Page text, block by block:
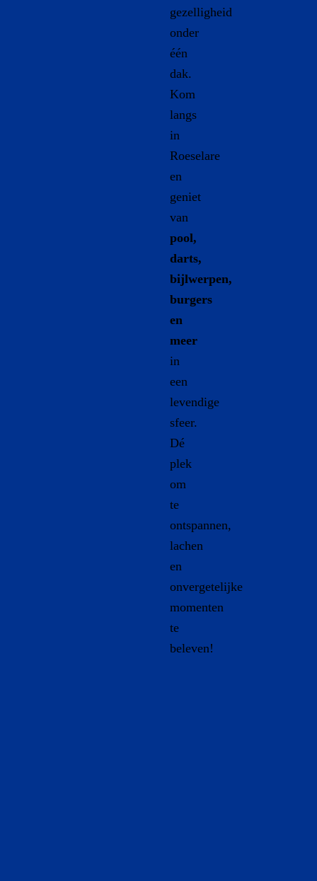
gezelligheid
onder
één
dak.
Kom
langs
in
Roeselare
en
geniet
van
pool,
darts,
bijlwerpen,
burgers
en
meer
in
een
levendige
sfeer.
Dé
plek
om
te
ontspannen,
lachen
en
onvergetelijke
momenten
te
beleven!